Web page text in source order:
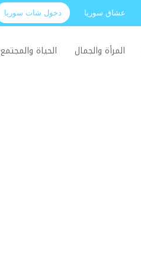
عشاق سوريا دخول شات سوريا
المرأة والجمال الحياة والمجتمع